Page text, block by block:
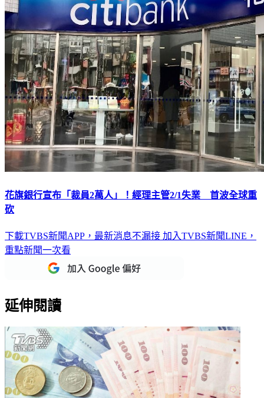
花旗銀行宣布「裁員2萬人」！經理主管2/1失業 首波全球重
砍
下載TVBS新聞APP，最新消息不漏接 加入TVBS新聞LINE，
重點新聞一次看
延伸閱讀